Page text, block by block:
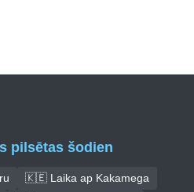
pilsētas šodien
🇰🇪 Laika ap Kakamega